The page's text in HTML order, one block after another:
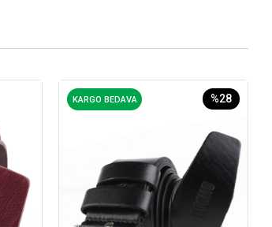
KARGO BEDAVA %28